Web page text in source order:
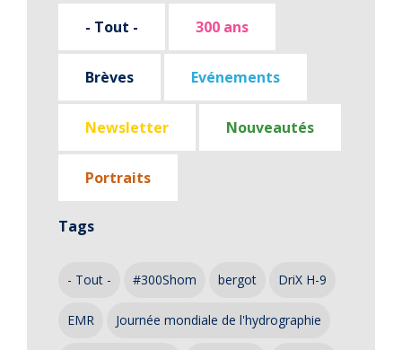
- Tout - 300 ans
Brèves Evénements
Newsletter Nouveautés
Portraits
Tags
- Tout - #300Shom bergot DriX H-9
EMR Journée mondiale de l'hydrographie